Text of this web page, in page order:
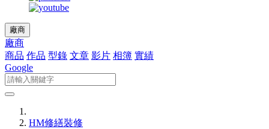
廠商
廠商
商品 作品 型錄 文章 影片 相簿 實績
Google
HM修繕裝修